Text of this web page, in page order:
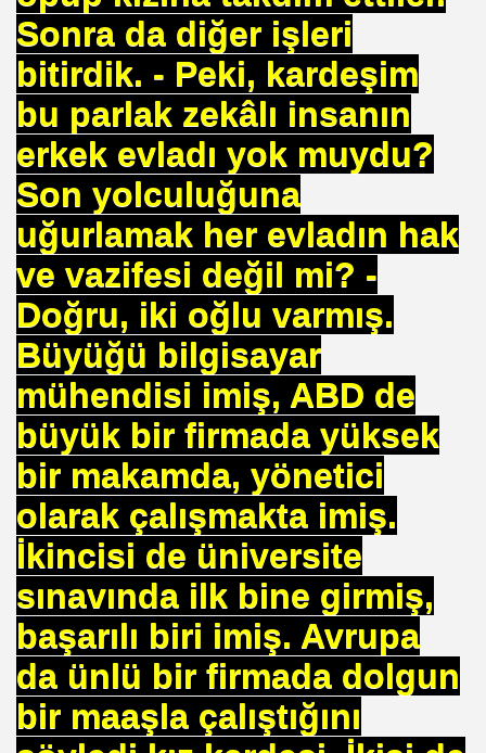
Sonra da diğer işleri
bitirdik. - Peki, kardeşim
bu parlak zekâlı insanın
erkek evladı yok muydu?
Son yolculuğuna
uğurlamak her evladın hak
ve vazifesi değil mi? -
Doğru, iki oğlu varmış.
Büyüğü bilgisayar
mühendisi imiş, ABD de
büyük bir firmada yüksek
bir makamda, yönetici
olarak çalışmakta imiş.
İkincisi de üniversite
sınavında ilk bine girmiş,
başarılı biri imiş. Avrupa
da ünlü bir firmada dolgun
bir maaşla çalıştığını
Varmı?-WARREN BUFFET.
REZERV SİSTEMİ-Prof.M.GÜNDOĞAN.
Birliği
krizi bekliyor!
FRANSA
SEN